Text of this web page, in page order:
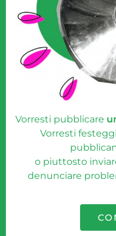
Vorresti pubblicare
Vorresti
o piuttosto
denunciare